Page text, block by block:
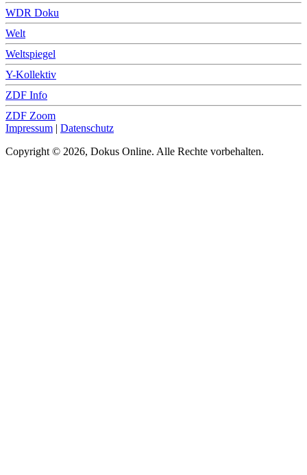
WDR Doku
Welt
Weltspiegel
Y-Kollektiv
ZDF Info
ZDF Zoom
Impressum | Datenschutz
Copyright © 2026, Dokus Online. Alle Rechte vorbehalten.